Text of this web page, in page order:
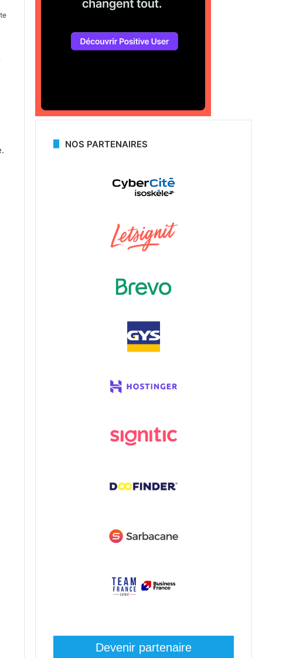
NOS PARTENAIRES
Devenir partenaire